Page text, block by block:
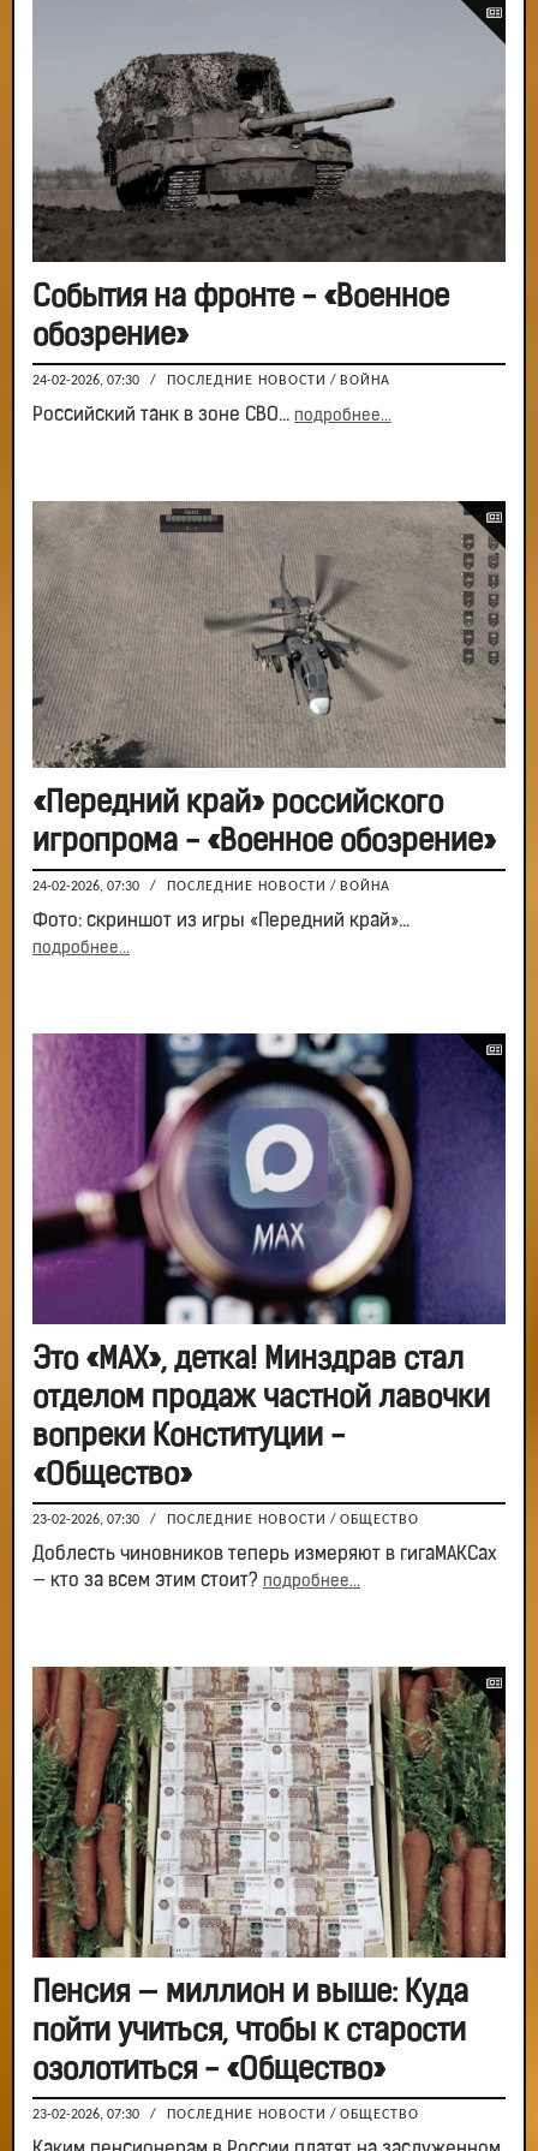
События на фронте - «Военное
обозрение»
24-02-2026, 07:30 / ПОСЛЕДНИЕ НОВОСТИ / ВОЙНА
Российский танк в зоне СВО... подробнее...
«Передний край» российского
игропрома - «Военное обозрение»
24-02-2026, 07:30 / ПОСЛЕДНИЕ НОВОСТИ / ВОЙНА
Фото: скриншот из игры «Передний край»...
подробнее...
Это «MAX», детка! Минздрав стал
отделом продаж частной лавочки
вопреки Конституции -
«Общество»
23-02-2026, 07:30 / ПОСЛЕДНИЕ НОВОСТИ / ОБЩЕСТВО
Доблесть чиновников теперь измеряют в гигаМАКСах
— кто за всем этим стоит? подробнее...
Пенсия — миллион и выше: Куда
пойти учиться, чтобы к старости
озолотиться - «Общество»
23-02-2026, 07:30 / ПОСЛЕДНИЕ НОВОСТИ / ОБЩЕСТВО